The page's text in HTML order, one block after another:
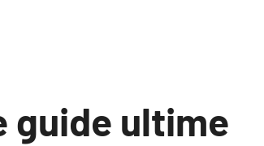
guide ultime